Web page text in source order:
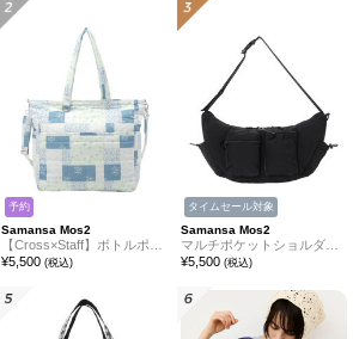
予約
Samansa Mos2
¥5,500 (税込)
タイムセール対象
Samansa Mos2
マルチポケットショルダーバッグ
¥5,500 (税込)